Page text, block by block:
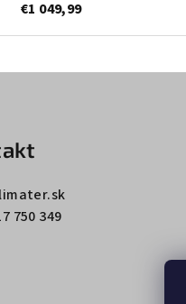
€1 049,99
750 349